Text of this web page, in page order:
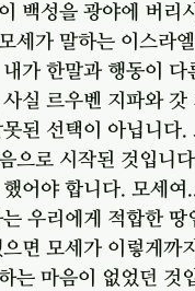
백성을 광야에 버리
세가 말하는 이스라
가 한말과 행동이
실 르우벤 지파와
된 선택이 아닙니다
으로 시작된 것입니
어야 합니다. 모세
우리에게 적합한
면 모세가 이렇게까
는 마음이 없었던 것